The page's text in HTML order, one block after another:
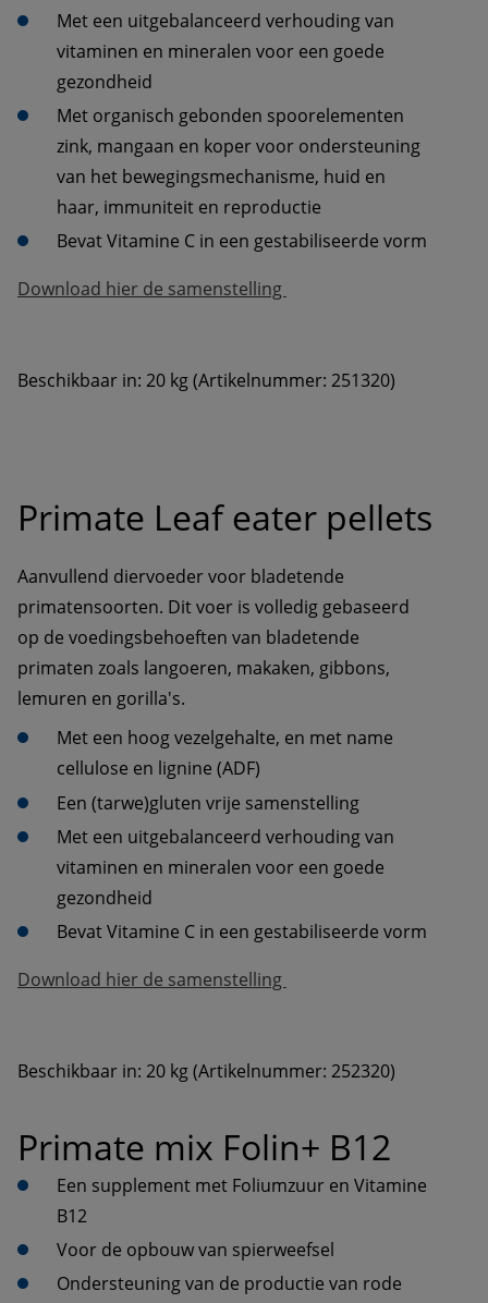
Met een uitgebalanceerd verhouding van
vitaminen en mineralen voor een goede
gezondheid
Met organisch gebonden spoorelementen
zink, mangaan en koper voor ondersteuning
van het bewegingsmechanisme, huid en
haar, immuniteit en reproductie
Bevat Vitamine C in een gestabiliseerde vorm
Beschikbaar in: 20 kg (Artikelnummer: 251320)
Primate Leaf eater pellets
Aanvullend diervoeder voor bladetende
primatensoorten. Dit voer is volledig gebaseerd
op de voedingsbehoeften van bladetende
primaten zoals langoeren, makaken, gibbons,
Met een hoog vezelgehalte, en met name
Met een uitgebalanceerd verhouding van
vitaminen en mineralen voor een goede
Beschikbaar in: 20 kg (Artikelnummer: 252320)
Primate mix Folin+ B12
Een supplement met Foliumzuur en Vitamine
Ondersteuning van de productie van rode